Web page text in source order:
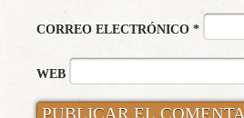
CORREO ELECTRÓNICO *
WEB